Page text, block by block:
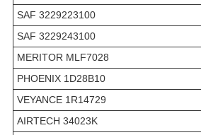
SAF 3229223100
SAF 3229243100
MERITOR MLF7028
PHOENIX 1D28B10
VEYANCE 1R14729
AIRTECH 34023K